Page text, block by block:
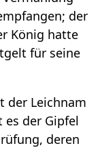
der
König hatte
für seine
der Leichnam
es der Gipfel
deren